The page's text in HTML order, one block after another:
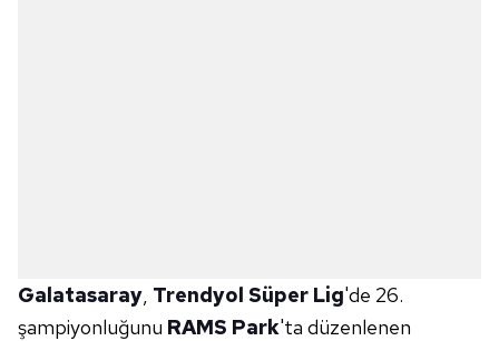
Galatasaray, Trendyol Süper Lig'de 26.
şampiyonluğunu RAMS Park'ta düzenlenen